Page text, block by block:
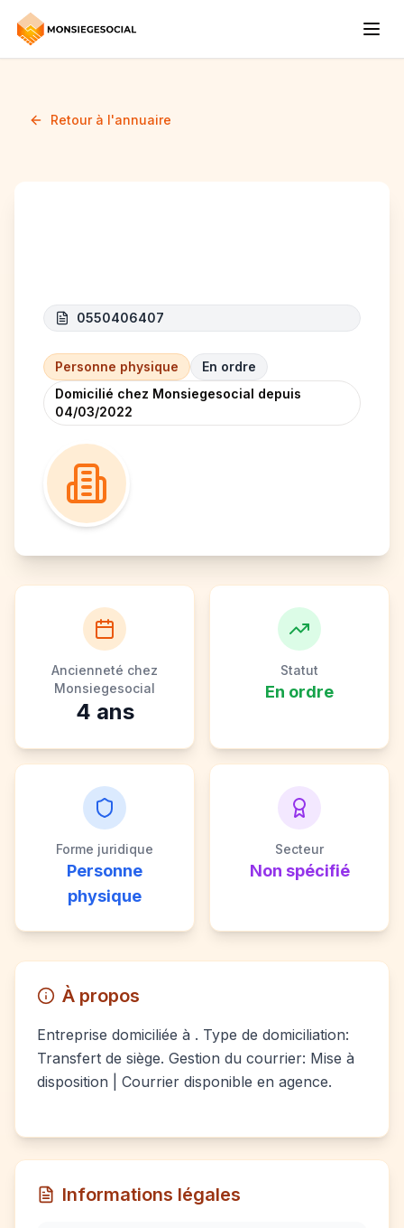
Retour à l'annuaire
0550406407
Personne physique
En ordre
Domicilié chez Monsiegesocial depuis
04/03/2022
Ancienneté chez
Monsiegesocial
4 ans
Statut
En ordre
Forme juridique
Personne
physique
Secteur
Non spécifié
À propos
Entreprise domiciliée à . Type de domiciliation:
Transfert de siège. Gestion du courrier: Mise à
disposition | Courrier disponible en agence.
Informations légales